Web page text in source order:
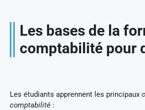
Les bases de la
comptabilité pour
Les étudiants apprennent les principaux
comptabilité :